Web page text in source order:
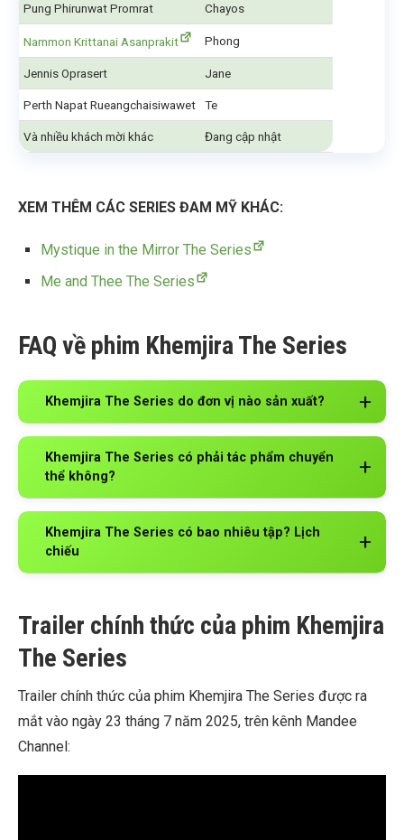
Pung Phirunwat Promrat Chayos
Nammon Krittanai Asanprakit Phong
Jennis Oprasert Jane
Perth Napat Rueangchaisiwawet Te
Và nhiều khách mời khác Đang cập nhật
XEM THÊM CÁC SERIES ĐAM MỸ KHÁC:
Mystique in the Mirror The Series
Me and Thee The Series
FAQ về phim Khemjira The Series
Khemjira The Series do đơn vị nào sản xuất?
Khemjira The Series có phải tác phẩm chuyển
thể không?
Khemjira The Series có bao nhiêu tập? Lịch
chiếu
Trailer chính thức của phim Khemjira
The Series
Trailer chính thức của phim Khemjira The Series được ra
mắt vào ngày 23 tháng 7 năm 2025, trên kênh Mandee
Channel: